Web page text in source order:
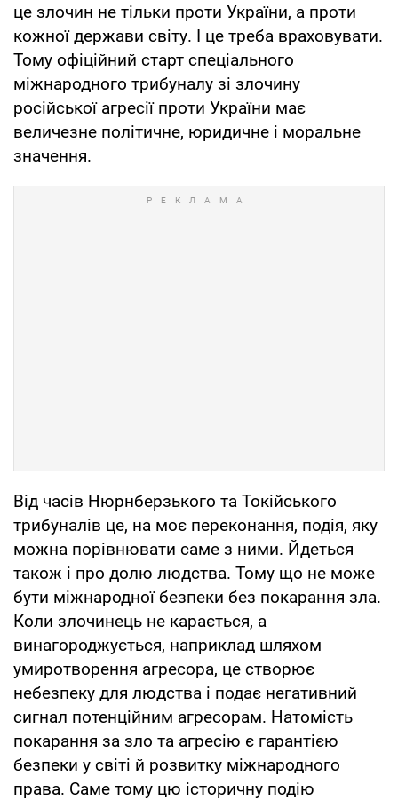
це злочин не тільки проти України, а проти
кожної держави світу. І це треба враховувати.
Тому офіційний старт спеціального
міжнародного трибуналу зі злочину
російської агресії проти України має
величезне політичне, юридичне і моральне
значення.
Від часів Нюрнберзького та Токійського
трибуналів це, на моє переконання, подія, яку
можна порівнювати саме з ними. Йдеться
також і про долю людства. Тому що не може
бути міжнародної безпеки без покарання зла.
Коли злочинець не карається, а
винагороджується, наприклад шляхом
умиротворення агресора, це створює
небезпеку для людства і подає негативний
сигнал потенційним агресорам. Натомість
покарання за зло та агресію є гарантією
безпеки у світі й розвитку міжнародного
права. Саме тому цю історичну подію